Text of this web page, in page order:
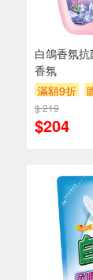
白鴿香氛
香氛
滿額9折
$ 219
$204